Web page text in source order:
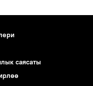
саясаты